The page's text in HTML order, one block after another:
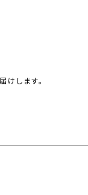
けします。